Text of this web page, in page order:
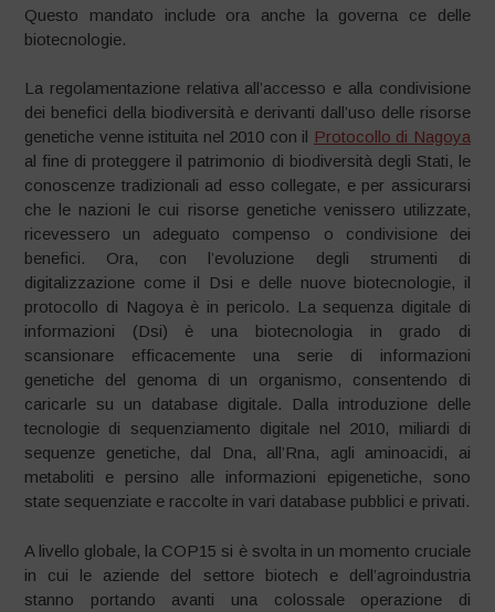
Questo mandato include ora anche la governa ce delle
biotecnologie.
La regolamentazione relativa all’accesso e alla condivisione
dei benefici della biodiversità e derivanti dall’uso delle risorse
genetiche venne istituita nel 2010 con il Protocollo di Nagoya
al fine di proteggere il patrimonio di biodiversità degli Stati, le
conoscenze tradizionali ad esso collegate, e per assicurarsi
che le nazioni le cui risorse genetiche venissero utilizzate,
ricevessero un adeguato compenso o condivisione dei
benefici. Ora, con l’evoluzione degli strumenti di
digitalizzazione come il Dsi e delle nuove biotecnologie, il
protocollo di Nagoya è in pericolo. La sequenza digitale di
informazioni (Dsi) è una biotecnologia in grado di
scansionare efficacemente una serie di informazioni
genetiche del genoma di un organismo, consentendo di
caricarle su un database digitale. Dalla introduzione delle
tecnologie di sequenziamento digitale nel 2010, miliardi di
sequenze genetiche, dal Dna, all’Rna, agli aminoacidi, ai
metaboliti e persino alle informazioni epigenetiche, sono
state sequenziate e raccolte in vari database pubblici e privati.
A livello globale, la COP15 si è svolta in un momento cruciale
in cui le aziende del settore biotech e dell’agroindustria
stanno portando avanti una colossale operazione di